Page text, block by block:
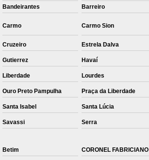
Private Label Biquínis
Private
Private Label Camisetas
Private Label Têxtil
Sublimação
Sublimação de Camisetas
Sublimação de Estampa em
Sublimação em Camisetas de
Sublimação em Tecido
Bandeirantes Barreiro
Carmo Carmo Sion
Cruzeiro Estrela Dalva
Gutierrez Havaí
Liberdade Lourdes
Ouro Preto Pampulha Praça da Liberdade
Santa Isabel Santa Lúcia
Savassi Serra
Betim CORONEL FABRICIANO